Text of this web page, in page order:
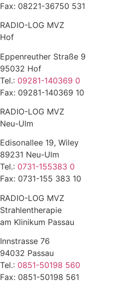
Fax: 08221-36750 531
RADIO-LOG MVZ
Hof
Eppenreuther Straße 9
95032 Hof
Tel.: 09281-140369 0
Fax: 09281-140369 10
RADIO-LOG MVZ
Neu-Ulm
Edisonallee 19, Wiley
89231 Neu-Ulm
Tel.: 0731-155383 0
Fax: 0731-155 383 10
RADIO-LOG MVZ
Strahlentherapie
am Klinikum Passau
Innstrasse 76
94032 Passau
Tel.: 0851-50198 560
Fax: 0851-50198 561